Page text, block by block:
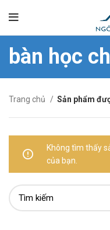
bàn học
Trang chủ Sản phẩm
Không tìm thấy
của bạn.